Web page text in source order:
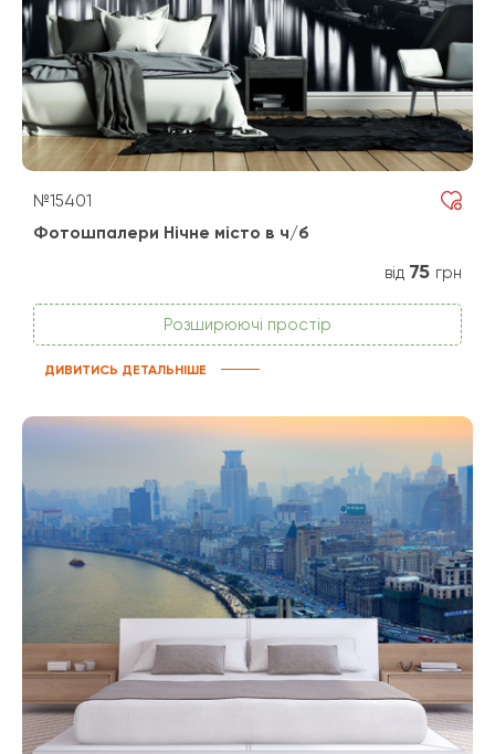
№15401
Фотошпалери Нічне місто в ч/б
від 75 грн
Розширюючі простір
ДИВИТИСЬ ДЕТАЛЬНІШЕ